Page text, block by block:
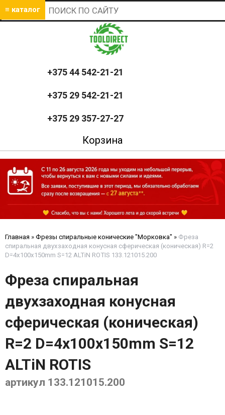
≡ каталог
+375 44 542-21-21
+375 29 542-21-21
+375 29 357-27-27
Корзина
Главная » Фрезы спиральные конические "Морковка" » Фреза
спиральная двухзаходная конусная сферическая (коническая) R=2
D=4x100x150mm S=12 ALTiN ROTIS 133.121015.200
Фреза спиральная
двухзаходная конусная
сферическая (коническая)
R=2 D=4x100x150mm S=12
ALTiN ROTIS
артикул 133.121015.200